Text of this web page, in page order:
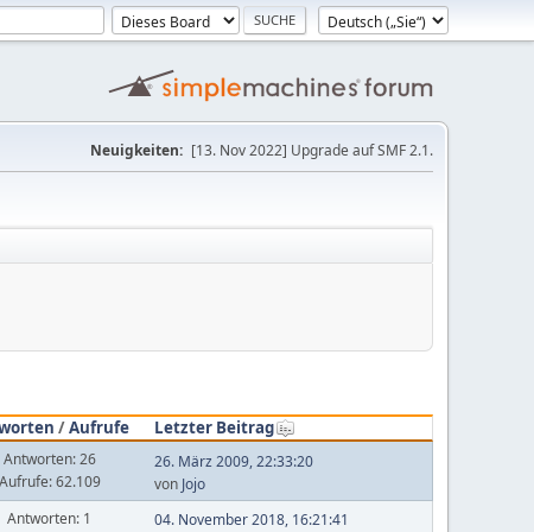
Neuigkeiten: [13. Nov 2022] Upgrade auf SMF 2.1.
/Aufrufe
Letzter Beitrag
Antworten: 26
Aufrufe: 62.109
26. März 2009, 22:33:20
von Jojo
Antworten: 1
04. November 2018, 16:21:41